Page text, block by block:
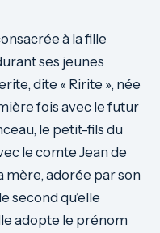
à la fille
ses jeunes
dite « Ririte », née
fois avec le futur
le petit-fils du
le comte Jean de
mère, adorée par son
second qu’elle
adopte le prénom